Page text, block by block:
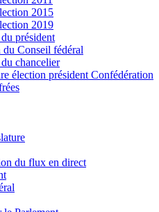
2015
2019
président
du Conseil fédéral
chancelier
élection président Confédération
du flux en direct